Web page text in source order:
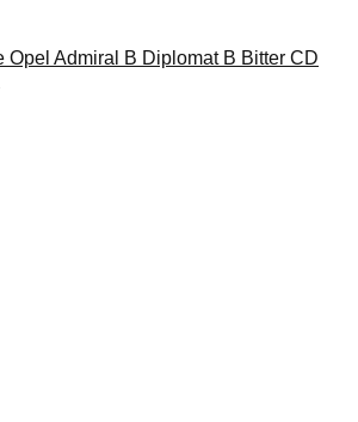
Opel Admiral B Diplomat B Bitter CD